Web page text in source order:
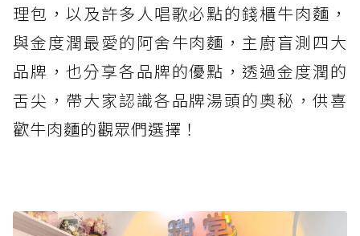
理包，以及許多人唱歌必點的錢櫃牛肉麵，
與金度潤最愛的阿舍牛肉麵，主廚盲測四大
品牌，也分享各品牌的優點，透過金度潤的
舌尖，帶大家認識各品牌湯頭的奧秘，供喜
歡牛肉麵的觀眾們選擇！